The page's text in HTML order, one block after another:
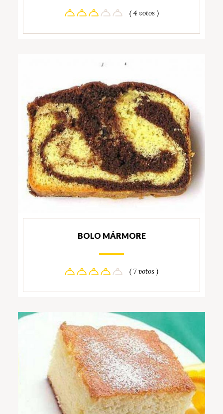
( 4 votos )
BOLO MÁRMORE
( 7 votos )